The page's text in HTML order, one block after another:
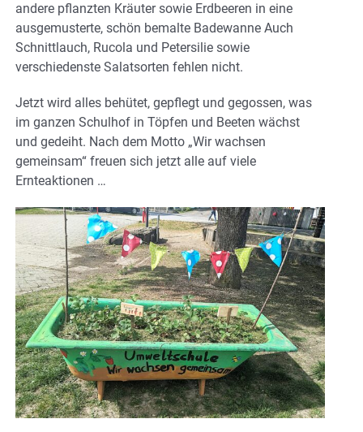
andere pflanzten Kräuter sowie Erdbeeren in eine
ausgemusterte, schön bemalte Badewanne Auch
Schnittlauch, Rucola und Petersilie sowie
verschiedenste Salatsorten fehlen nicht.
Jetzt wird alles behütet, gepflegt und gegossen, was
im ganzen Schulhof in Töpfen und Beeten wächst
und gedeiht. Nach dem Motto „Wir wachsen
gemeinsam“ freuen sich jetzt alle auf viele
Ernteaktionen …